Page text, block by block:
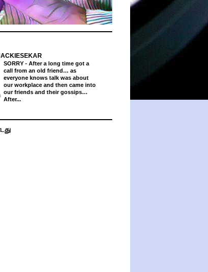
SORRY - After a long time got a
call from an old friend… as
everyone knows talk was about
our workplace and then came into
our friends and their gossips…
After...